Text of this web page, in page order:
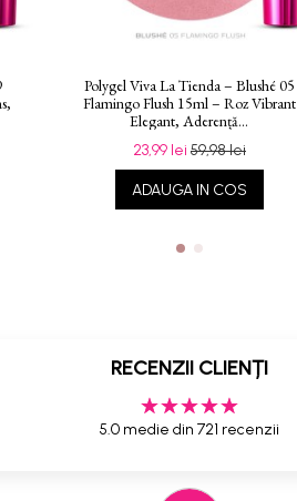
Polygel Viva La Tienda – Blushé 05
Flamingo Flush 15ml – Roz Vibrant
Elegant, Aderență...
23,99 lei 59,98 lei
ADAUGA IN COS
RECENZII CLIENȚI
5.0 medie din 721 recenzii